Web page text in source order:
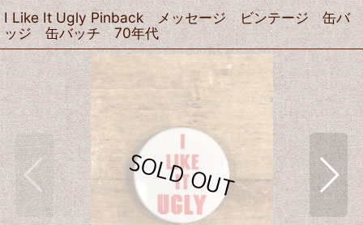
I Like It Ugly Pinback メッセージ ビンテージ 缶バ
ッジ 缶バッチ 70年代